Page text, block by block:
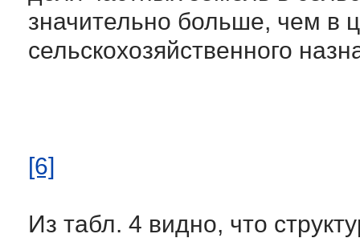
значительно больше, чем в
сельскохозяйственного
[6]
Из табл. 4 видно, что